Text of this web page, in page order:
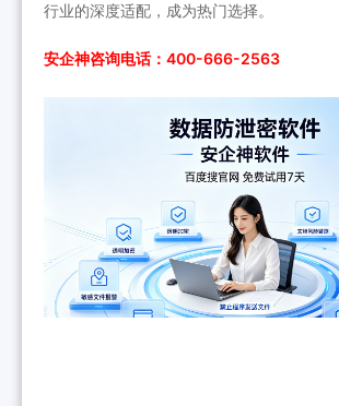
行业的深度适配，成为热门选择。
安企神咨询电话：400-666-2563